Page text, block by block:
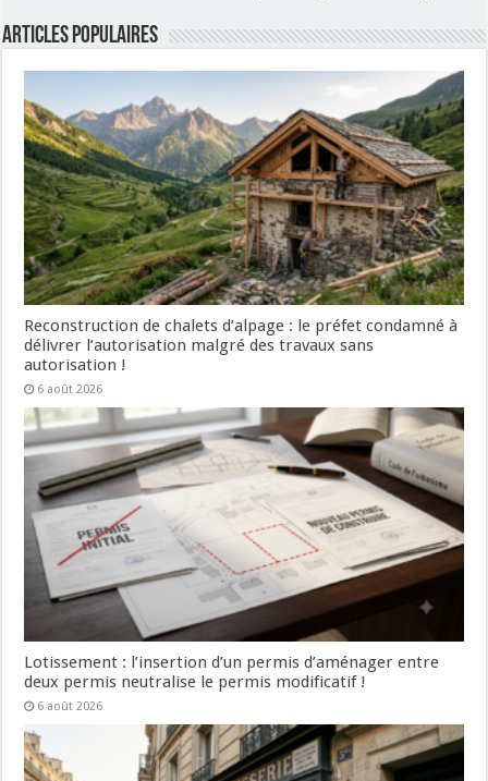
Articles populaires
Reconstruction de chalets d’alpage : le préfet condamné à
délivrer l’autorisation malgré des travaux sans
autorisation !
6 août 2026
Lotissement : l’insertion d’un permis d’aménager entre
deux permis neutralise le permis modificatif !
6 août 2026